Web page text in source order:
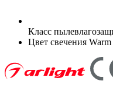
Класс
Цвет свечения